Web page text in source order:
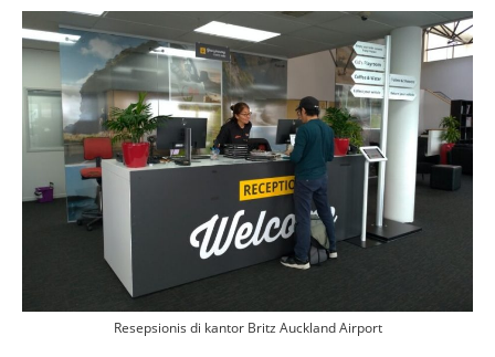
Resepsionis di kantor Britz Auckland Airport